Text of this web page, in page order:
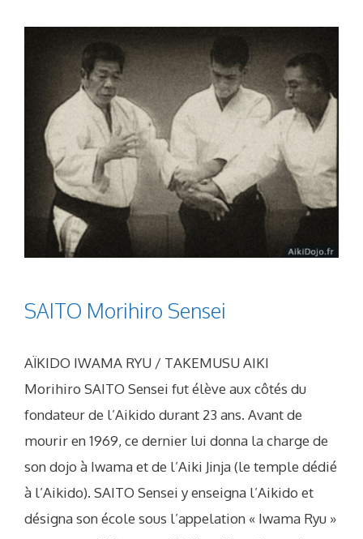
SAITO Morihiro Sensei
AÏKIDO IWAMA RYU / TAKEMUSU AIKI
Morihiro SAITO Sensei fut élève aux côtés du
fondateur de l’Aikido durant 23 ans. Avant de
mourir en 1969, ce dernier lui donna la charge de
son dojo à Iwama et de l’Aiki Jinja (le temple dédié
à l’Aikido). SAITO Sensei y enseigna l’Aikido et
désigna son école sous l’appelation « Iwama Ryu »